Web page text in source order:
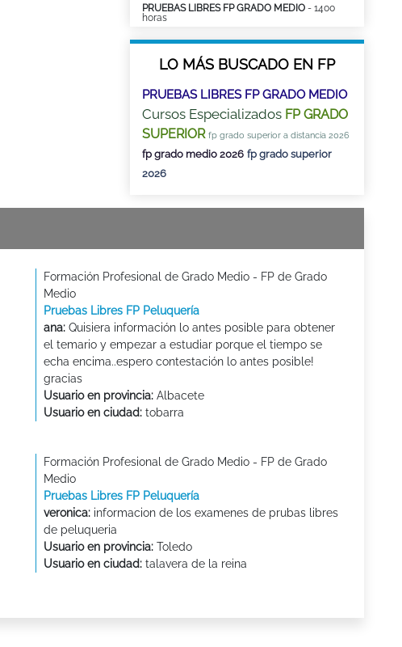
PRUEBAS LIBRES FP GRADO MEDIO - 1400
horas
LO MÁS BUSCADO EN FP
PRUEBAS LIBRES FP GRADO MEDIO
Cursos Especializados FP GRADO
SUPERIOR fp grado superior a distancia 2026
fp grado medio 2026 fp grado superior
2026
Formación Profesional de Grado Medio - FP de Grado
Medio
Pruebas Libres FP Peluquería
ana: Quisiera información lo antes posible para obtener
el temario y empezar a estudiar porque el tiempo se
echa encima..espero contestación lo antes posible!
gracias
Usuario en provincia: Albacete
Usuario en ciudad: tobarra
Formación Profesional de Grado Medio - FP de Grado
Medio
Pruebas Libres FP Peluquería
veronica: informacion de los examenes de prubas libres
de peluqueria
Usuario en provincia: Toledo
Usuario en ciudad: talavera de la reina